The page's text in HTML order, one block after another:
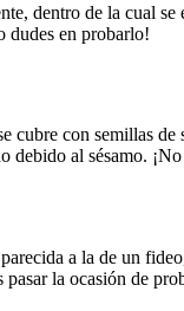
dentro de la cual se
dudes en probarlo!
con semillas de
debido al sésamo.
a la de un
la ocasión de